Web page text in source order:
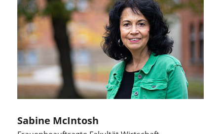
Sabine McIntosh